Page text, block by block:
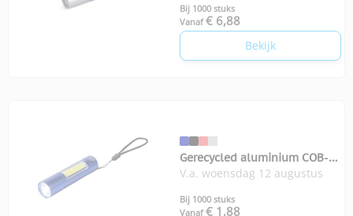
Bij 1000 stuks
Vanaf € 6,88
Bekijk
Gerecycled aluminium COB-
zaklamp Sami
V.a. woensdag 12 augustus
Bij 1000 stuks
Vanaf € 1,88